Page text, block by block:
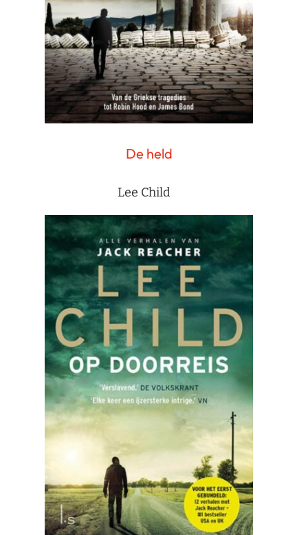
De held
Lee Child